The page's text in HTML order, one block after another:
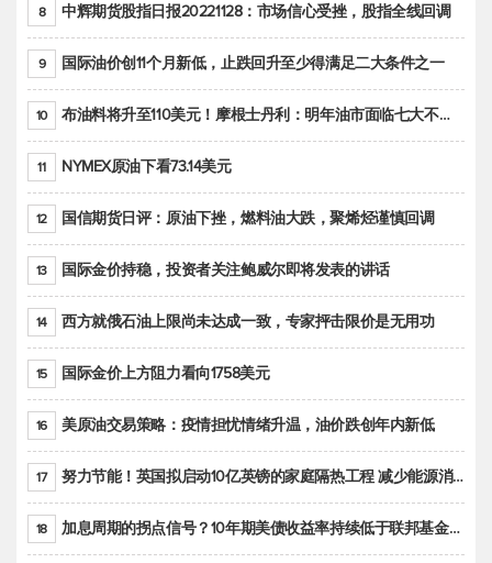
8 中辉期货股指日报20221128：市场信心受挫，股指全线回调
9 国际油价创11个月新低，止跌回升至少得满足二大条件之一
10 布油料将升至110美元！摩根士丹利：明年油市面临七大不确定性
11 NYMEX原油下看73.14美元
12 国信期货日评：原油下挫，燃料油大跌，聚烯烃谨慎回调
13 国际金价持稳，投资者关注鲍威尔即将发表的讲话
14 西方就俄石油上限尚未达成一致，专家抨击限价是无用功
15 国际金价上方阻力看向1758美元
16 美原油交易策略：疫情担忧情绪升温，油价跌创年内新低
17 努力节能！英国拟启动10亿英镑的家庭隔热工程 减少能源消耗
18 加息周期的拐点信号？10年期美债收益率持续低于联邦基金利率目标区间